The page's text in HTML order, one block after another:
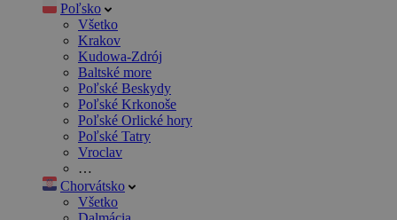
Poľsko
Všetko
Krakov
Kudowa-Zdrój
Baltské more
Poľské Beskydy
Poľské Krkonoše
Poľské Orlické hory
Poľské Tatry
Vroclav
…
Chorvátsko
Všetko